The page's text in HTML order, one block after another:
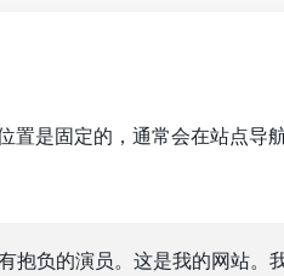
置是固定的，通常会在站点导
抱负的演员。这是我的网站。